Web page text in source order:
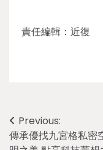
責任編輯：近復
Post
navigation
Previous:
傳承優找九宮格私密